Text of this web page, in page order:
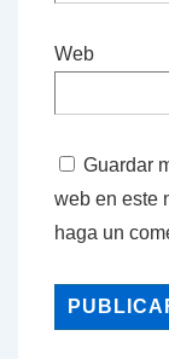
Web
Guardar
web en este
haga un